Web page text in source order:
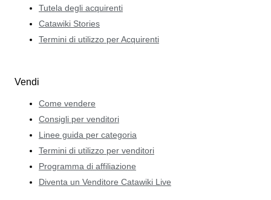
Tutela degli acquirenti
Catawiki Stories
Termini di utilizzo per Acquirenti
Vendi
Come vendere
Consigli per venditori
Linee guida per categoria
Termini di utilizzo per venditori
Programma di affiliazione
Diventa un Venditore Catawiki Live